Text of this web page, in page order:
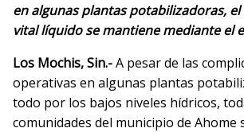
en algunas plantas potabilizadoras,
vital líquido se mantiene mediante el
Los Mochis, Sin.-A pesar de las
operativas en algunas plantas
todo por los bajos niveles hídricos,
comunidades del municipio de Ahome